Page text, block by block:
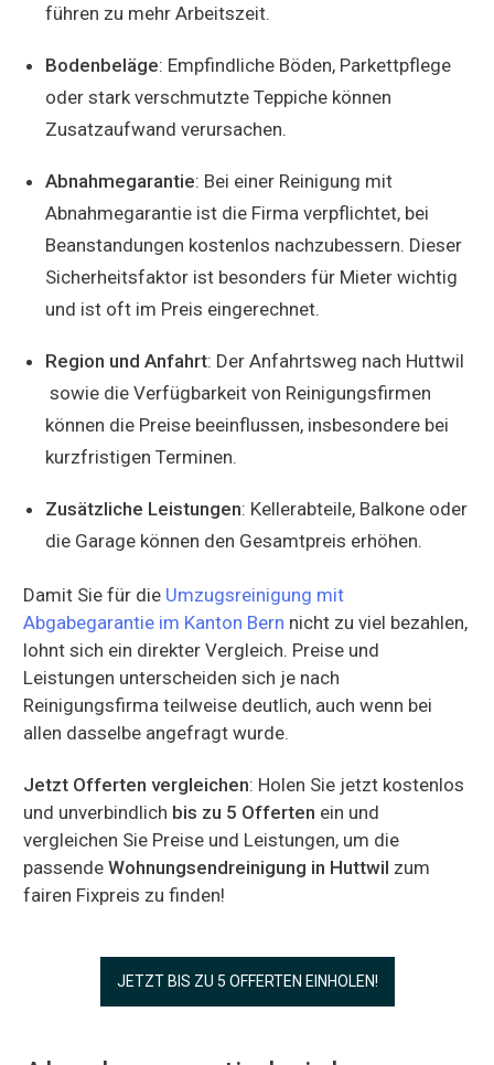
führen zu mehr Arbeitszeit.
Bodenbeläge: Empfindliche Böden, Parkettpflege
oder stark verschmutzte Teppiche können
Zusatzaufwand verursachen.
Abnahmegarantie: Bei einer Reinigung mit
Abnahmegarantie ist die Firma verpflichtet, bei
Beanstandungen kostenlos nachzubessern. Dieser
Sicherheitsfaktor ist besonders für Mieter wichtig
und ist oft im Preis eingerechnet.
Region und Anfahrt: Der Anfahrtsweg nach Huttwil
sowie die Verfügbarkeit von Reinigungsfirmen
können die Preise beeinflussen, insbesondere bei
kurzfristigen Terminen.
Zusätzliche Leistungen: Kellerabteile, Balkone oder
die Garage können den Gesamtpreis erhöhen.
Damit Sie für die Umzugsreinigung mit
Abgabegarantie im Kanton Bern nicht zu viel bezahlen,
lohnt sich ein direkter Vergleich. Preise und
Leistungen unterscheiden sich je nach
Reinigungsfirma teilweise deutlich, auch wenn bei
allen dasselbe angefragt wurde.
Jetzt Offerten vergleichen: Holen Sie jetzt kostenlos
und unverbindlich bis zu 5 Offerten ein und
vergleichen Sie Preise und Leistungen, um die
passende Wohnungsendreinigung in Huttwil zum
fairen Fixpreis zu finden!
JETZT BIS ZU 5 OFFERTEN EINHOLEN!